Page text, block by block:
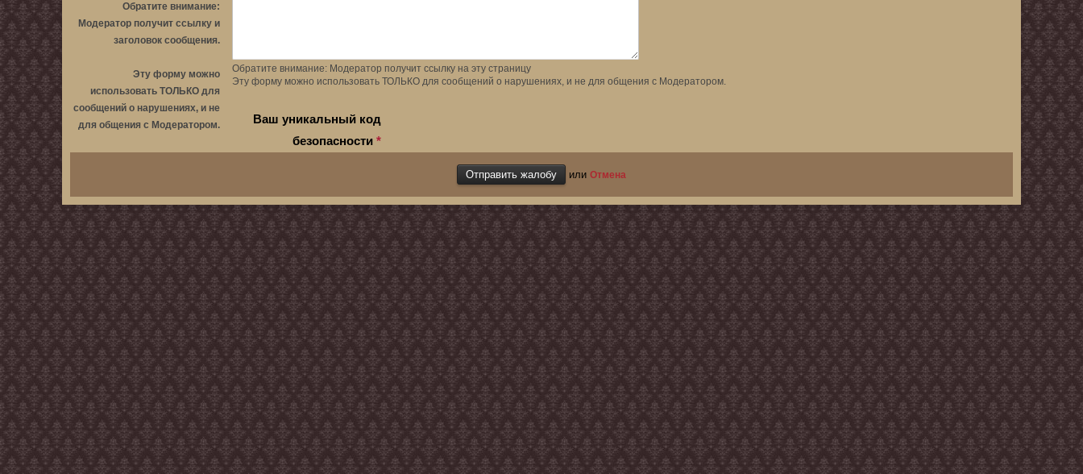
Обратите внимание:
Модератор получит ссылку и
заголовок сообщения.
Эту форму можно
использовать ТОЛЬКО для
сообщений о нарушениях, и не
для общения с Модератором.
Обратите внимание: Модератор получит ссылку на эту страницу
Эту форму можно использовать ТОЛЬКО для сообщений о нарушениях, и не для общения с Модератором.
Ваш уникальный код
безопасности*
или Отмена